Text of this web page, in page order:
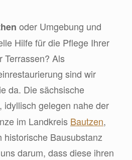
oder Umgebung und
Hilfe für die Pflege Ihrer
Terrassen? Als
sind wir
da. Die sächsische
, idyllisch gelegen nahe der
im Landkreis Bautzen,
historische Bausubstanz
darum, dass diese ihren